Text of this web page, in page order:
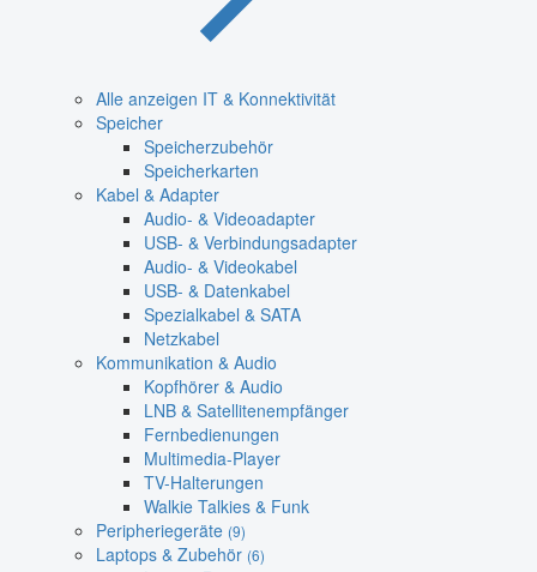
Alle anzeigen IT & Konnektivität
Speicher
Speicherzubehör
Speicherkarten
Kabel & Adapter
Audio- & Videoadapter
USB- & Verbindungsadapter
Audio- & Videokabel
USB- & Datenkabel
Spezialkabel & SATA
Netzkabel
Kommunikation & Audio
Kopfhörer & Audio
LNB & Satellitenempfänger
Fernbedienungen
Multimedia-Player
TV-Halterungen
Walkie Talkies & Funk
Peripheriegeräte (9)
Laptops & Zubehör (6)